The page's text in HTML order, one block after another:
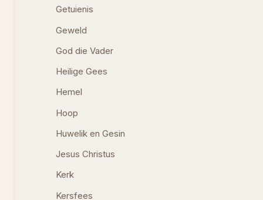
Getuienis
Geweld
God die Vader
Heilige Gees
Hemel
Hoop
Huwelik en Gesin
Jesus Christus
Kerk
Kersfees